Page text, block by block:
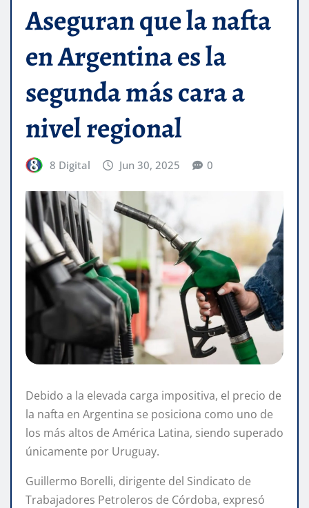
Aseguran que la nafta
en Argentina es la
segunda más cara a
nivel regional
8 Digital Jun 30, 2025 0
Debido a la elevada carga impositiva, el precio de
la nafta en Argentina se posiciona como uno de
los más altos de América Latina, siendo superado
únicamente por Uruguay.
Guillermo Borelli, dirigente del Sindicato de
Trabajadores Petroleros de Córdoba, expresó